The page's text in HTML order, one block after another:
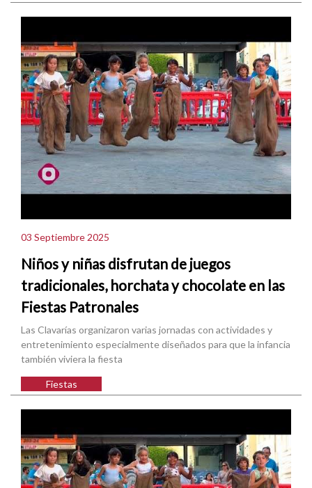
03 Septiembre 2025
Niños y niñas disfrutan de juegos
tradicionales, horchata y chocolate en las
Fiestas Patronales
Las Clavarías organizaron varias jornadas con actividades y
entretenimiento especialmente diseñados para que la infancia
también viviera la fiesta
Fiestas